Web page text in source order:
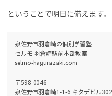
ということで明日に備えます。
泉佐野市羽倉崎の個別学習塾
セルモ 羽倉崎駅前本部教室
selmo-hagurazaki.com
〒598-0046
泉佐野市羽倉崎1-1-6 キタデビル302